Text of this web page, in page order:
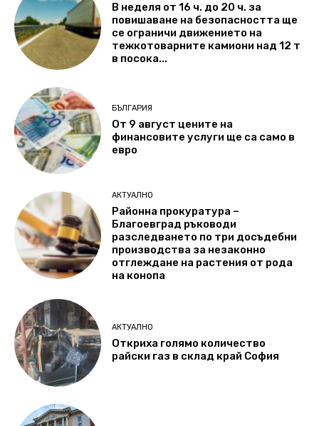
В неделя от 16 ч. до 20 ч. за
повишаване на безопасността ще
се ограничи движението на
тежкотоварните камиони над 12 т
в посока...
БЪЛГАРИЯ
От 9 август цените на
финансовите услуги ще са само в
евро
АКТУАЛНО
Районна прокуратура –
Благоевград ръководи
разследването по три досъдебни
производства за незаконно
отглеждане на растения от рода
на конопа
АКТУАЛНО
Откриха голямо количество
райски газ в склад край София